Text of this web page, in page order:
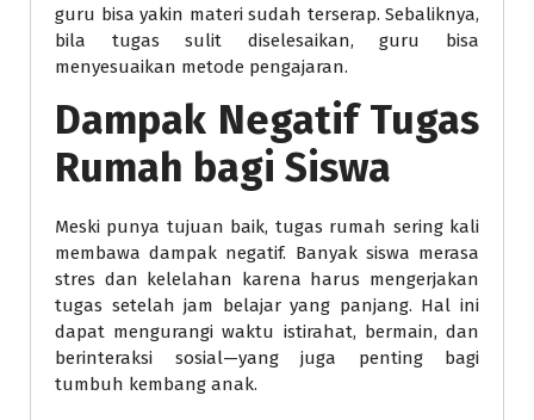
guru bisa yakin materi sudah terserap. Sebaliknya,
bila tugas sulit diselesaikan, guru bisa
menyesuaikan metode pengajaran.
Dampak Negatif Tugas
Rumah bagi Siswa
Meski punya tujuan baik, tugas rumah sering kali
membawa dampak negatif. Banyak siswa merasa
stres dan kelelahan karena harus mengerjakan
tugas setelah jam belajar yang panjang. Hal ini
dapat mengurangi waktu istirahat, bermain, dan
berinteraksi sosial—yang juga penting bagi
tumbuh kembang anak.